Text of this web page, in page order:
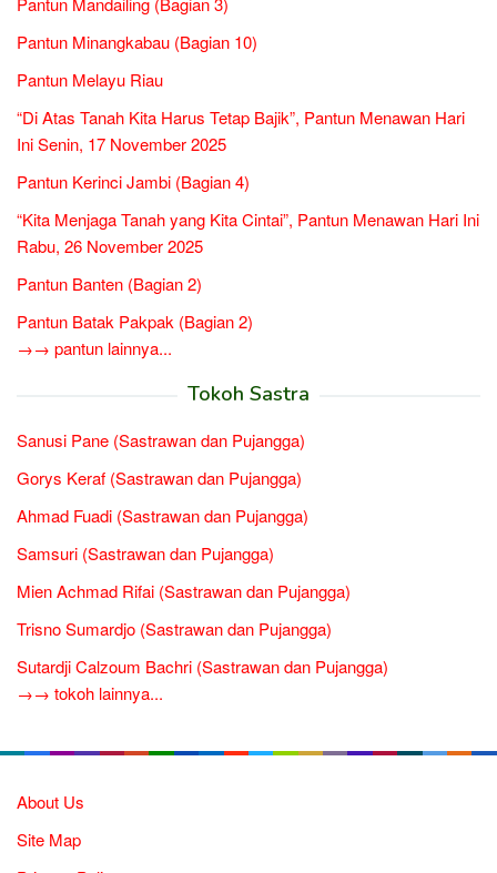
Pantun Minangkabau (Bagian 10)
Pantun Melayu Riau
“Di Atas Tanah Kita Harus Tetap Bajik”, Pantun Menawan Hari
Ini Senin, 17 November 2025
Pantun Kerinci Jambi (Bagian 4)
“Kita Menjaga Tanah yang Kita Cintai”, Pantun Menawan Hari Ini
Rabu, 26 November 2025
Pantun Banten (Bagian 2)
Pantun Batak Pakpak (Bagian 2)
→→ pantun lainnya...
Tokoh Sastra
Sanusi Pane (Sastrawan dan Pujangga)
Gorys Keraf (Sastrawan dan Pujangga)
Ahmad Fuadi (Sastrawan dan Pujangga)
Samsuri (Sastrawan dan Pujangga)
Mien Achmad Rifai (Sastrawan dan Pujangga)
Trisno Sumardjo (Sastrawan dan Pujangga)
Sutardji Calzoum Bachri (Sastrawan dan Pujangga)
→→ tokoh lainnya...
About Us
Site Map